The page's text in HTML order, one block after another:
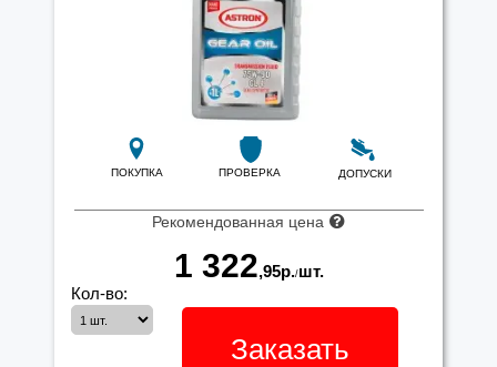
ПОКУПКА ПРОВЕРКА ДОПУСКИ
Рекомендованная цена
1 322,95р./шт.
Кол-во:
Заказать